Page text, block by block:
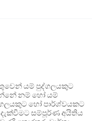
යම් පුද්ගලයකුට
නම් හෝ යම්
හෝ පාර්ශ්වයකට
සම්පූර්ණ අයිතිය